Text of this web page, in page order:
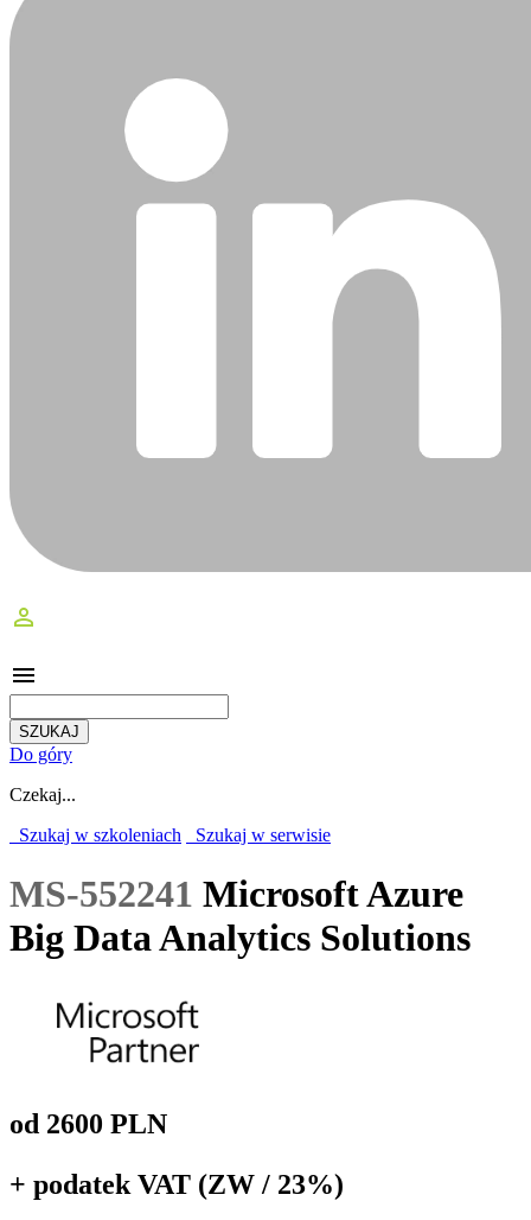
perm_identity
menu
Do góry
Czekaj...
Szukaj w szkoleniach
Szukaj w serwisie
MS-552241 Microsoft Azure
Big Data Analytics Solutions
od 2600 PLN
+ podatek VAT (ZW / 23%)